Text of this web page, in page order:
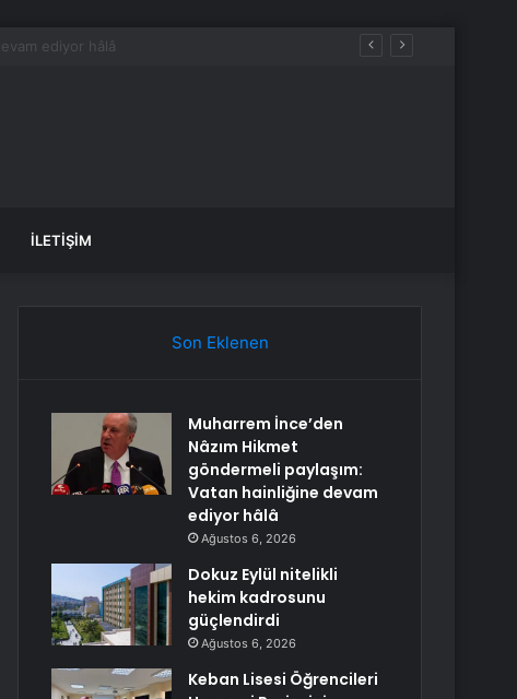
İLETIŞIM
Son Eklenen
Muharrem İnce’den
Nâzım Hikmet
göndermeli paylaşım:
Vatan hainliğine devam
ediyor hâlâ
Ağustos 6, 2026
Dokuz Eylül nitelikli
hekim kadrosunu
güçlendirdi
Ağustos 6, 2026
Keban Lisesi Öğrencileri